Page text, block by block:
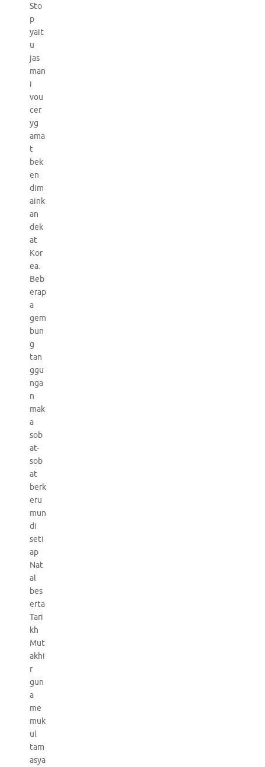
Sto
p
yait
u
jas
man
i
vou
cer
yg
ama
t
bek
en
dim
aink
an
dek
at
Kor
ea.
Beb
erap
a
gem
bun
g
tan
ggu
nga
n
mak
a
sob
at-
sob
at
berk
eru
mun
di
seti
ap
Nat
al
bes
erta
Tari
kh
Mut
akhi
r
gun
a
me
muk
ul
tam
asya